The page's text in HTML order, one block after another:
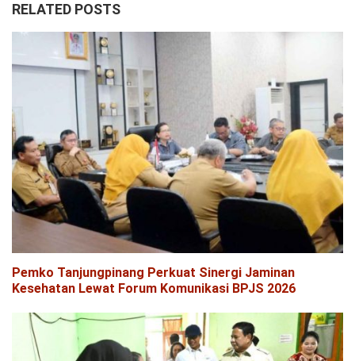
RELATED POSTS
Pemko Tanjungpinang Perkuat Sinergi Jaminan
Kesehatan Lewat Forum Komunikasi BPJS 2026